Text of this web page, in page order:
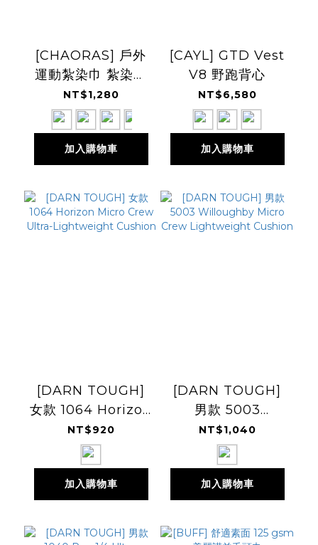
[CHAORAS] 戶外
運動紮染巾 紮染加
寬款 26SS
NT$1,280
加入購物車
[CAYL] GTD Vest
V8 野跑背心
NT$6,580
加入購物車
[DARN TOUGH]
女款 1064 Horizon
Micro Crew
Ultra-
Lightweight
Cushion
NT$920
加入購物車
[DARN TOUGH]
男款 5003
Willoughby
Micro Crew
Lightweight
Cushion
NT$1,040
加入購物車